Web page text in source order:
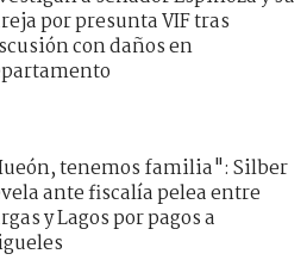
por presunta VIF tras
con daños en
tenemos familia": Silber
ante fiscalía pelea entre
y Lagos por pagos a